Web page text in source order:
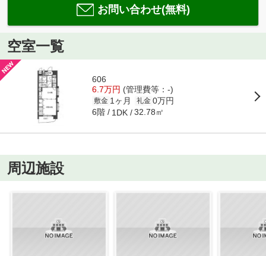
お問い合わせ(無料)
空室一覧
606
6.7万円 (管理費等：-)
敷金 1ヶ月 礼金 0万円
6階 1DK 32.78㎡
周辺施設